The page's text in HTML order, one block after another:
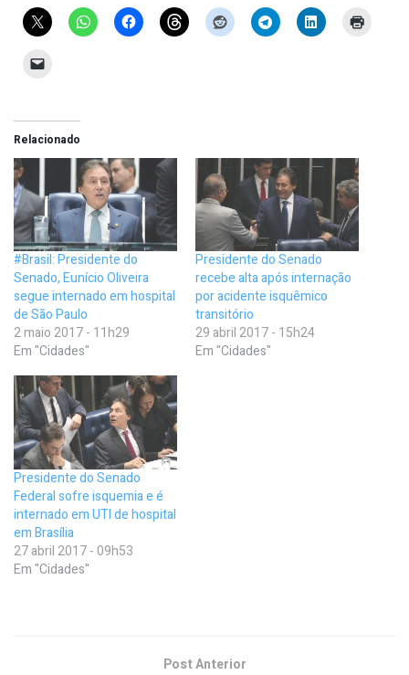
Relacionado
#Brasil: Presidente do
Senado, Eunício Oliveira
segue internado em hospital
de São Paulo
2 maio 2017 - 11h29
Em "Cidades"
Presidente do Senado
recebe alta após internação
por acidente isquêmico
transitório
29 abril 2017 - 15h24
Em "Cidades"
Presidente do Senado
Federal sofre isquemia e é
internado em UTI de hospital
em Brasília
27 abril 2017 - 09h53
Em "Cidades"
Post Anterior